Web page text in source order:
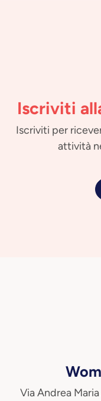
Iscriviti
Iscriviti per
attività
Via Andrea